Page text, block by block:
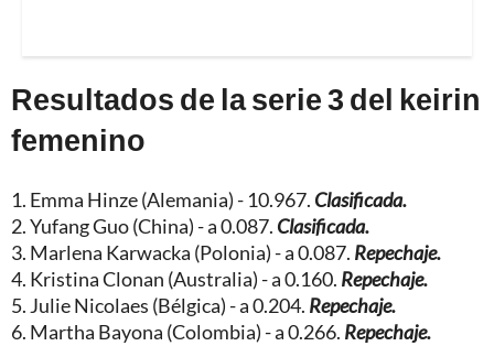
Resultados de la serie 3 del keirin
femenino
1. Emma Hinze (Alemania) - 10.967. Clasificada.
2. Yufang Guo (China) - a 0.087. Clasificada.
3. Marlena Karwacka (Polonia) - a 0.087. Repechaje.
4. Kristina Clonan (Australia) - a 0.160. Repechaje.
5. Julie Nicolaes (Bélgica) - a 0.204. Repechaje.
6. Martha Bayona (Colombia) - a 0.266. Repechaje.